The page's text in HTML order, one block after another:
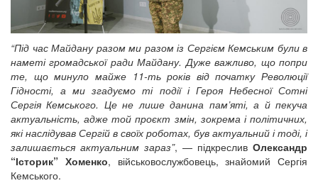
“Під час Майдану разом ми разом із Сергієм Кемським були в
наметі громадської ради Майдану. Дуже важливо, що попри
те, що минуло майже 11-ть років від початку Революції
Гідності, а ми згадуємо ті події і Героя Небесної Сотні
Сергія Кемського. Це не лише данина пам’яті, а й пекуча
актуальність, адже той проєкт змін, зокрема і політичних,
які наслідував Сергій в своїх роботах, був актуальний і тоді, і
залишається актуальним зараз”, — підкреслив Олександр
“Історик” Хоменко, військовослужбовець, знайомий Сергія
Кемського.